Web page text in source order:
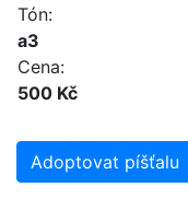
Tón:
a3
Cena:
500 Kč
Adoptovat píšťalu